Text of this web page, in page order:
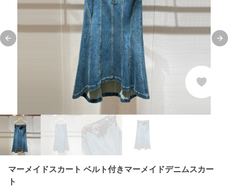
Previous slide
マーメイドスカート ベルト付きマーメイドデニムスカー
ト